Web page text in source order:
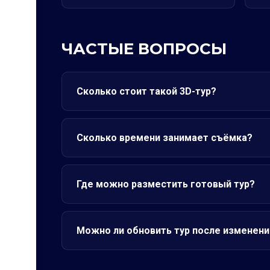
ЧАСТЫЕ ВОПРОСЫ
Сколько стоит такой 3D-тур?
Сколько времени занимает съёмка?
Где можно разместить готовый тур?
Можно ли обновить тур после